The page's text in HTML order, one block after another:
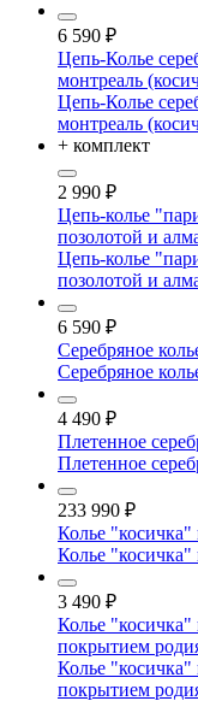
6 590 ₽
Цепь-Колье
монтреаль
Цепь-Колье
монтреаль
+ комплект
2 990 ₽
Цепь-колье
позолотой и
Цепь-колье
позолотой и
6 590 ₽
Серебряное
Серебряное
4 490 ₽
Плетенное
Плетенное
233 990 ₽
Колье "косичка"
Колье "косичка"
3 490 ₽
Колье "косичка"
покрытием
Колье "косичка"
покрытием